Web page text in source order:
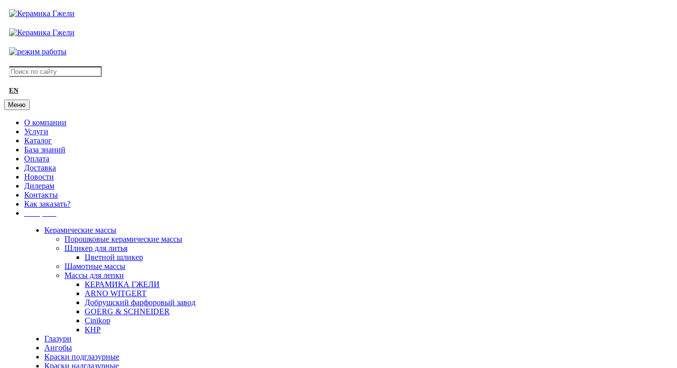
EN
Меню
О компании
Услуги
Каталог
База знаний
Оплата
Доставка
Новости
Дилерам
Контакты
Как заказать?
Керамические массы
Порошковые керамические массы
Шликер для литья
Цветной шликер
Шамотные массы
Массы для лепки
КЕРАМИКА ГЖЕЛИ
ARNO WITGERT
Добрушский фарфоровый завод
GOERG & SCHNEIDER
Cinikop
КНР
Глазури
Ангобы
Краски подглазурные
Краски надглазурные